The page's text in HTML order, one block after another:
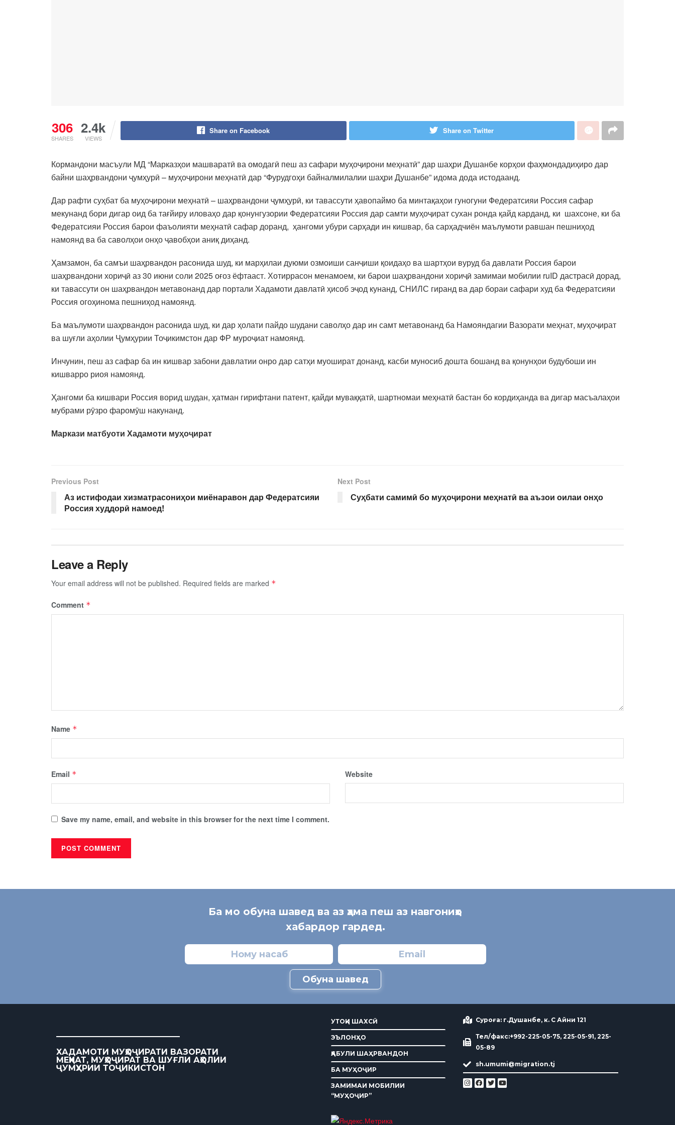
306
SHARES
2.4k
VIEWS
Share on Facebook Share on Twitter
Кормандони масъули МД “Марказҳои машваратӣ ва омодагӣ пеш аз сафари муҳоҷирони меҳнатӣ” дар шаҳри Душанбе корҳои фаҳмондадиҳиро дар
байни шаҳрвандони ҷумҳурӣ – муҳоҷирони меҳнатӣ дар “Фурудгоҳи байналмилалии шаҳри Душанбе” идома дода истодаанд.
Дар рафти суҳбат ба муҳоҷирони меҳнатӣ – шаҳрвандони ҷумҳурӣ, ки тавассути ҳавопаймо ба минтақаҳои гуногуни Федератсияи Россия сафар
мекунанд бори дигар оид ба тағйиру иловаҳо дар қонунгузории Федератсияи Россия дар самти муҳоҷират сухан ронда қайд карданд, ки шахсоне, ки ба
Федератсияи Россия барои фаъолияти меҳнатӣ сафар доранд, ҳангоми убури сарҳади ин кишвар, ба сарҳадчиён маълумоти равшан пешниҳод
намоянд ва ба саволҳои онҳо ҷавобҳои аниқ диҳанд.
Ҳамзамон, ба самъи шаҳрвандон расонида шуд, ки марҳилаи дуюми озмоиши санҷиши қоидаҳо ва шартҳои вуруд ба давлати Россия барои
шаҳрвандони хориҷӣ аз 30 июни соли 2025 оғоз ёфтааст. Хотиррасон менамоем, ки барои шаҳрвандони хориҷӣ замимаи мобилии ruID дастрасӣ дорад,
ки тавассути он шаҳрвандон метавонанд дар портали Хадамоти давлатӣ ҳисоб эҷод кунанд, СНИЛС гиранд ва дар бораи сафари худ ба Федератсияи
Россия огоҳинома пешниҳод намоянд.
Ба маълумоти шаҳрвандон расонида шуд, ки дар ҳолати пайдо шудани саволҳо дар ин самт метавонанд ба Намояндагии Вазорати меҳнат, муҳоҷират
ва шуғли аҳолии Ҷумҳурии Тоҷикимстон дар ФР муроҷиат намоянд.
Инчунин, пеш аз сафар ба ин кишвар забони давлатии онро дар сатҳи муошират донанд, касби муносиб дошта бошанд ва қонунҳои будубоши ин
кишварро риоя намоянд.
Ҳангоми ба кишвари Россия ворид шудан, ҳатман гирифтани патент, қайди муваққатӣ, шартномаи меҳнатӣ бастан бо кордиҳанда ва дигар масъалаҳои
мубрами рӯзро фаромӯш накунанд.
Маркази матбуоти Хадамоти муҳоҷират
Previous Post
Аз истифодаи хизматрасониҳои миёнаравон дар Федератсияи
Россия худдорӣ намоед!
Next Post
Суҳбати самимӣ бо муҳоҷирони меҳнатӣ ва аъзои оилаи онҳо
Leave a Reply
Your email address will not be published. Required fields are marked *
Comment *
Name *
Email * Website
Save my name, email, and website in this browser for the next time I comment.
Ба мо обуна шавед ва аз ҳама пеш аз навгониҳо
хабардор гардед.
Обуна шавед
ХАДАМОТИ МУҲОҶИРАТИ ВАЗОРАТИ
МЕҲНАТ, МУҲОҶИРАТ ВА ШУҒЛИ АҲОЛИИ
ҶУМҲУРИИ ТОҶИКИСТОН
УТОҚИ ШАХСӢ
ЭЪЛОНҲО
ҚАБУЛИ ШАҲРВАНДОН
БА МУҲОҶИР
ЗАМИМАИ МОБИЛИИ
“МУҲОҶИР”
Суроға: г.Душанбе, к. С Айни 121
Тел/факс:+992-225-05-75, 225-05-91, 225-
05-89
sh.umumi@migration.tj